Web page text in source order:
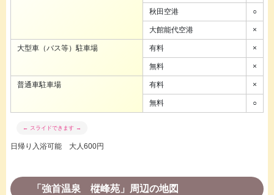
秋田空港 ○
大館能代空港 ×
大型車（バス等）駐車場 有料 ×
無料 ×
普通車駐車場 有料 ×
無料 ○
日帰り入浴可能 大人600円
「強首温泉 樅峰苑」周辺の地図